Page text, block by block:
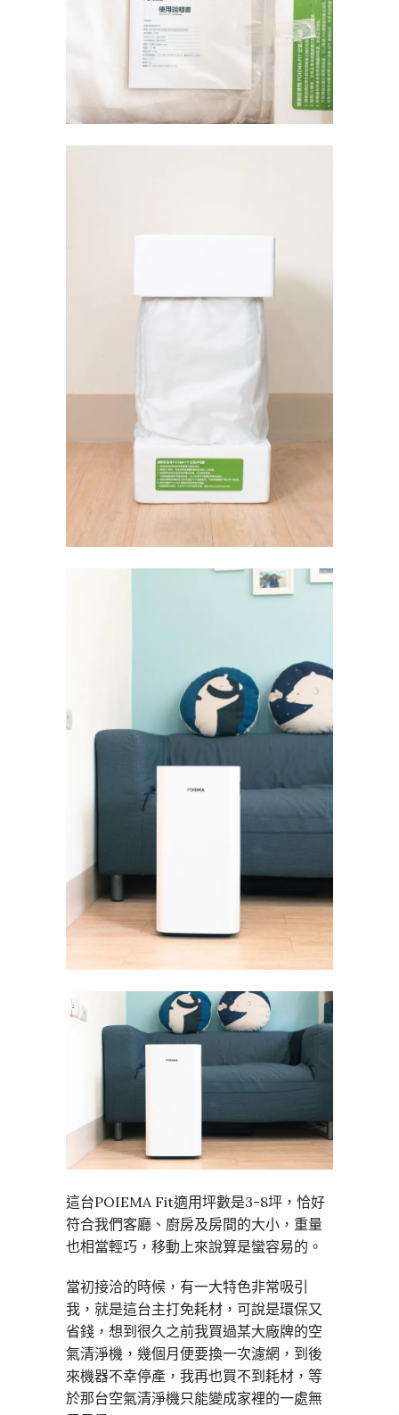
這台POIEMA Fit適用坪數是3-8坪，恰好
符合我們客廳、廚房及房間的大小，重量
也相當輕巧，移動上來說算是蠻容易的。
當初接洽的時候，有一大特色非常吸引
我，就是這台主打免耗材，可說是環保又
省錢，想到很久之前我買過某大廠牌的空
氣清淨機，幾個月便要換一次濾網，到後
來機器不幸停產，我再也買不到耗材，等
於那台空氣清淨機只能變成家裡的一處無